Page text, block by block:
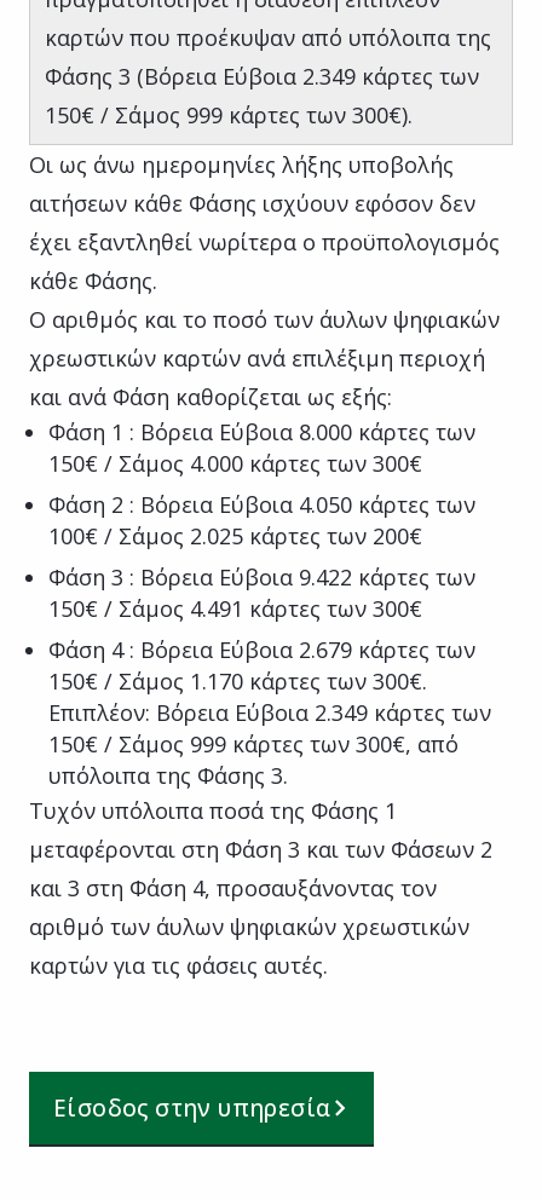
καρτών που προέκυψαν από υπόλοιπα της
Φάσης 3 (Βόρεια Εύβοια 2.349 κάρτες των
150€ / Σάμος 999 κάρτες των 300€).
Οι ως άνω ημερομηνίες λήξης υποβολής
αιτήσεων κάθε Φάσης ισχύουν εφόσον δεν
έχει εξαντληθεί νωρίτερα ο προϋπολογισμός
κάθε Φάσης.
Ο αριθμός και το ποσό των άυλων ψηφιακών
χρεωστικών καρτών ανά επιλέξιμη περιοχή
και ανά Φάση καθορίζεται ως εξής:
Φάση 1 : Βόρεια Εύβοια 8.000 κάρτες των
150€ / Σάμος 4.000 κάρτες των 300€
Φάση 2 : Βόρεια Εύβοια 4.050 κάρτες των
100€ / Σάμος 2.025 κάρτες των 200€
Φάση 3 : Βόρεια Εύβοια 9.422 κάρτες των
150€ / Σάμος 4.491 κάρτες των 300€
Φάση 4 : Βόρεια Εύβοια 2.679 κάρτες των
150€ / Σάμος 1.170 κάρτες των 300€.
Επιπλέον: Βόρεια Εύβοια 2.349 κάρτες των
150€ / Σάμος 999 κάρτες των 300€, από
υπόλοιπα της Φάσης 3.
Τυχόν υπόλοιπα ποσά της Φάσης 1
μεταφέρονται στη Φάση 3 και των Φάσεων 2
και 3 στη Φάση 4, προσαυξάνοντας τον
αριθμό των άυλων ψηφιακών χρεωστικών
καρτών για τις φάσεις αυτές.
Είσοδος στην υπηρεσία